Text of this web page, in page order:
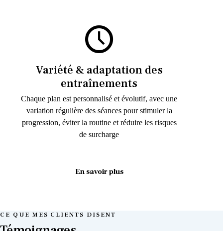
Variété & adaptation des
entraînements
Chaque plan est personnalisé et évolutif, avec une
variation régulière des séances pour stimuler la
progression, éviter la routine et réduire les risques
de surcharge
En savoir plus
CE QUE MES CLIENTS DISENT